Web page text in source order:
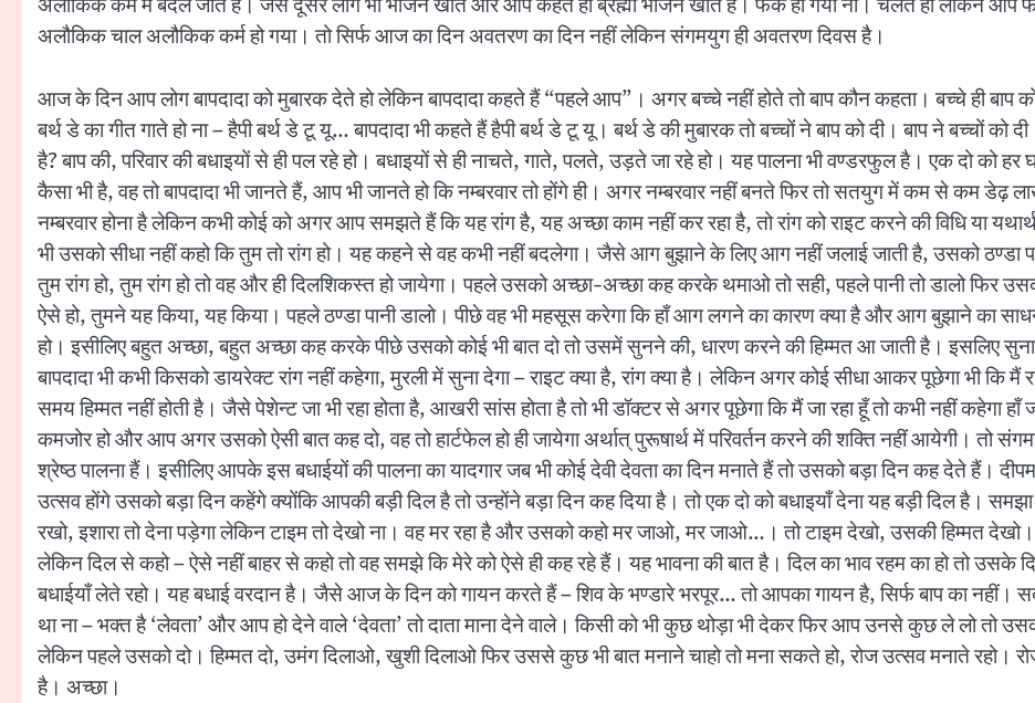
अलौकिक चाल अलौकिक कर्म हो गया। तो सिर्फ आज का दिन अवतरण का दिन नहीं लेकिन संगमयुग ही अवतरण दिवस है।
आज के दिन आप लोग बापदादा को मुबारक देते हो लेकिन बापदादा कहते हैं “पहले आप”। अगर बच्चे नहीं होते तो बाप कौन कहता। बच्चे ही
बर्थ डे का गीत गाते हो ना – हैपी बर्थ डे टू यू… बापदादा भी कहते हैं हैपी बर्थ डे टू यू। बर्थ डे की मुबारक तो बच्चों ने बाप को दी। बाप ने बच्चों
है? बाप की, परिवार की बधाइयों से ही पल रहे हो। बधाइयों से ही नाचते, गाते, पलते, उड़ते जा रहे हो। यह पालना भी वण्डरफुल है। एक दो को हर
कैसा भी है, वह तो बापदादा भी जानते हैं, आप भी जानते हो कि नम्बरवार तो होंगे ही। अगर नम्बरवार नहीं बनते फिर तो सतयुग में कम से कम डेढ़
नम्बरवार होना है लेकिन कभी कोई को अगर आप समझते हैं कि यह रांग है, यह अच्छा काम नहीं कर रहा है, तो रांग को राइट करने की विधि या
भी उसको सीधा नहीं कहो कि तुम तो रांग हो। यह कहने से वह कभी नहीं बदलेगा। जैसे आग बुझाने के लिए आग नहीं जलाई जाती है, उसको ठण्डा
तुम रांग हो, तुम रांग हो तो वह और ही दिलशिकस्त हो जायेगा। पहले उसको अच्छा-अच्छा कह करके थमाओ तो सही, पहले पानी तो डालो फिर
ऐसे हो, तुमने यह किया, यह किया। पहले ठण्डा पानी डालो। पीछे वह भी महसूस करेगा कि हाँ आग लगने का कारण क्या है और आग बुझाने का
हो। इसीलिए बहुत अच्छा, बहुत अच्छा कह करके पीछे उसको कोई भी बात दो तो उसमें सुनने की, धारण करने की हिम्मत आ जाती है। इसलिए
बापदादा भी कभी किसको डायरेक्ट रांग नहीं कहेगा, मुरली में सुना देगा – राइट क्या है, रांग क्या है। लेकिन अगर कोई सीधा आकर पूछेगा भी कि मैं
समय हिम्मत नहीं होती है। जैसे पेशेन्ट जा भी रहा होता है, आखरी सांस होता है तो भी डॉक्टर से अगर पूछेगा कि मैं जा रहा हूँ तो कभी नहीं कहेगा हाँ
कमजोर हो और आप अगर उसको ऐसी बात कह दो, वह तो हार्टफेल हो ही जायेगा अर्थात् पुरूषार्थ में परिवर्तन करने की शक्ति नहीं आयेगी। तो
श्रेष्ठ पालना हैं। इसीलिए आपके इस बधाईयों की पालना का यादगार जब भी कोई देवी देवता का दिन मनाते हैं तो उसको बड़ा दिन कह देते हैं।
उत्सव होंगे उसको बड़ा दिन कहेंगे क्योंकि आपकी बड़ी दिल है तो उन्होंने बड़ा दिन कह दिया है। तो एक दो को बधाइयाँ देना यह बड़ी दिल है।
रखो, इशारा तो देना पड़ेगा लेकिन टाइम तो देखो ना। वह मर रहा है और उसको कहो मर जाओ, मर जाओ…। तो टाइम देखो, उसकी हिम्मत
लेकिन दिल से कहो – ऐसे नहीं बाहर से कहो तो वह समझे कि मेरे को ऐसे ही कह रहे हैं। यह भावना की बात है। दिल का भाव रहम का हो तो उसके
बधाईयाँ लेते रहो। यह बधाई वरदान है। जैसे आज के दिन को गायन करते हैं – शिव के भण्डारे भरपूर… तो आपका गायन है, सिर्फ बाप का नहीं।
था ना – भक्त है ‘लेवता’ और आप हो देने वाले ‘देवता’ तो दाता माना देने वाले। किसी को भी कुछ थोड़ा भी देकर फिर आप उनसे कुछ ले लो तो
लेकिन पहले उसको दो। हिम्मत दो, उमंग दिलाओ, खुशी दिलाओ फिर उससे कुछ भी बात मनाने चाहो तो मना सकते हो, रोज उत्सव मनाते रहो।
है। अच्छा।